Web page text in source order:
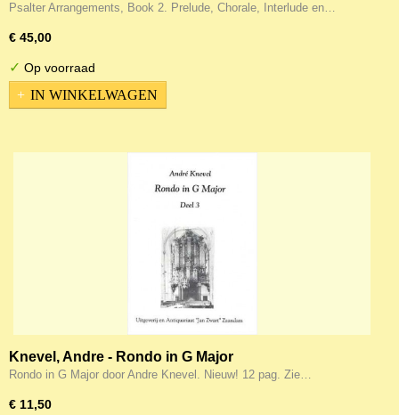
Psalter Arrangements, Book 2. Prelude, Chorale, Interlude en…
€ 45,00
✓ Op voorraad
IN WINKELWAGEN
Knevel, Andre - Rondo in G Major
Rondo in G Major door Andre Knevel. Nieuw! 12 pag. Zie…
€ 11,50